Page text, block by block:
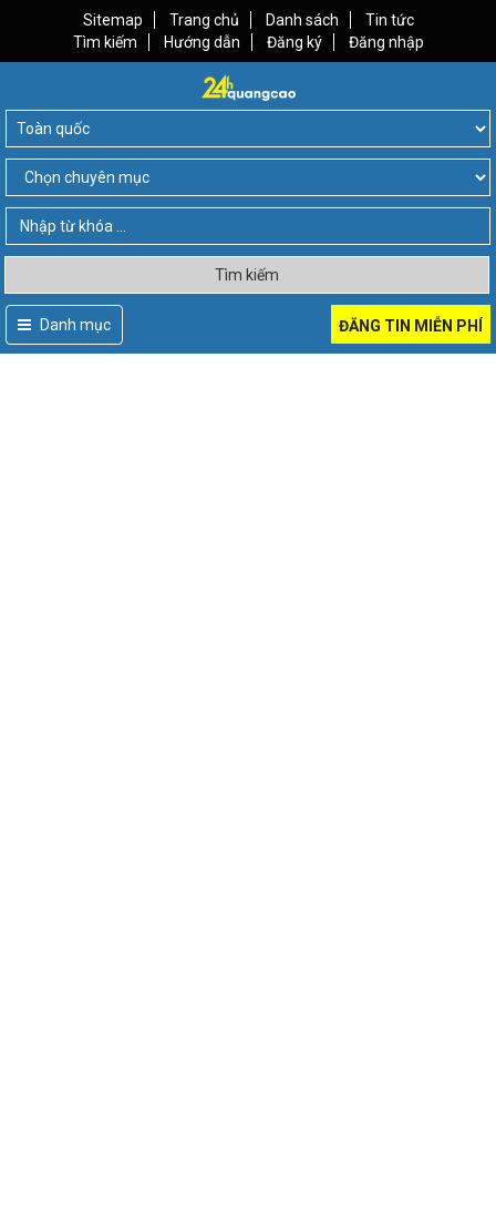
Sitemap Trang chủ Danh sách
Tin tức
Tìm kiếm
Hướng dẫn Đăng ký Đăng nhập
Tìm kiếm
Danh mục ĐĂNG TIN MIỄN PHÍ